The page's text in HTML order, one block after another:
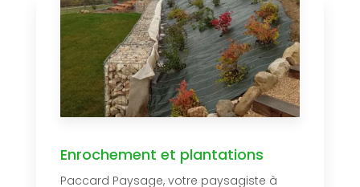
Enrochement et plantations
Paccard Paysage, votre paysagiste à